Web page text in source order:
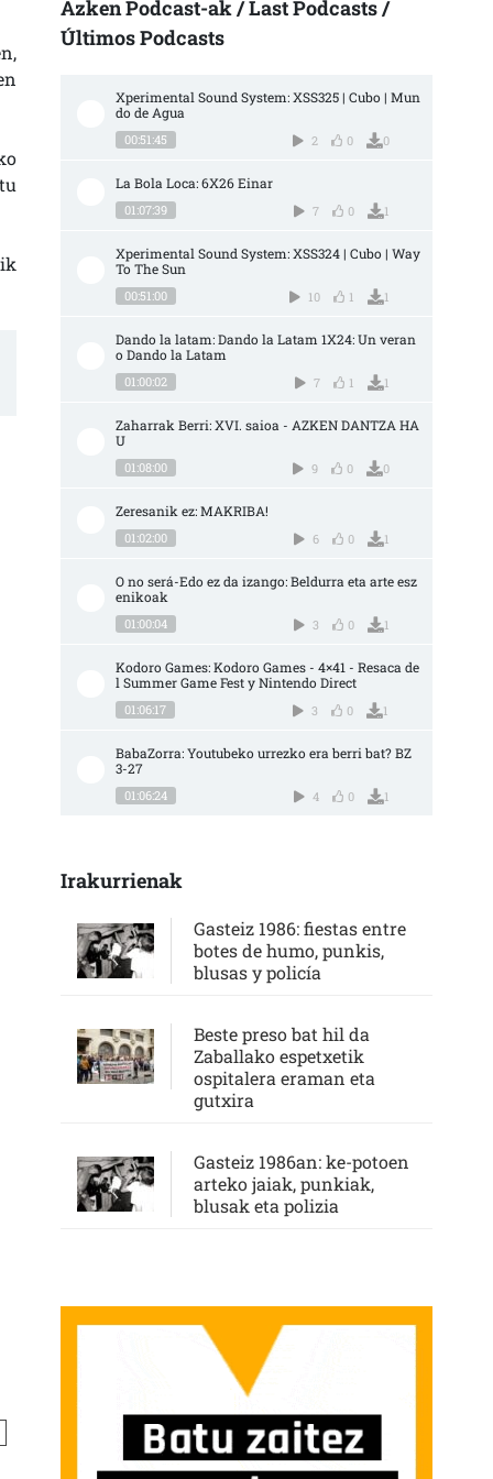
Azken Podcast-ak / Last Podcasts /
Últimos Podcasts
Xperimental Sound System: XSS325 | Cubo | Mun
do de Agua
00:51:45 2 0 0
La Bola Loca: 6X26 Einar
01:07:39 7 0 1
Xperimental Sound System: XSS324 | Cubo | Way
To The Sun
00:51:00 10 1 1
Dando la latam: Dando la Latam 1X24: Un veran
o Dando la Latam
01:00:02 7 1 1
Zaharrak Berri: XVI. saioa - AZKEN DANTZA HA
U
01:08:00 9 0 0
Zeresanik ez: MAKRIBA!
01:02:00 6 0 1
O no será-Edo ez da izango: Beldurra eta arte esz
enikoak
01:00:04 3 0 1
Kodoro Games: Kodoro Games - 4×41 - Resaca de
l Summer Game Fest y Nintendo Direct
01:06:17 3 0 1
BabaZorra: Youtubeko urrezko era berri bat? BZ
3-27
01:06:24 4 0 1
Irakurrienak
Gasteiz 1986: fiestas entre
botes de humo, punkis,
blusas y policía
Beste preso bat hil da
Zaballako espetxetik
ospitalera eraman eta
gutxira
Gasteiz 1986an: ke-potoen
arteko jaiak, punkiak,
blusak eta polizia